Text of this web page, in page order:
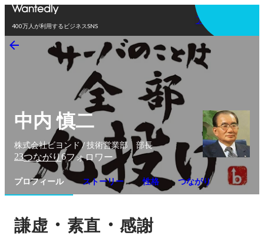
400万人が利用するビジネスSNS
アプリを使う
中内 慎二
株式会社ビヨンド / 技術営業部 部長
23つながり6フォロワー
プロフィール ストーリー 性格 つながり
謙虚 ・ 素直 ・感謝